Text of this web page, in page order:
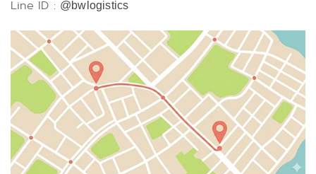
Line ID : @bwlogistics